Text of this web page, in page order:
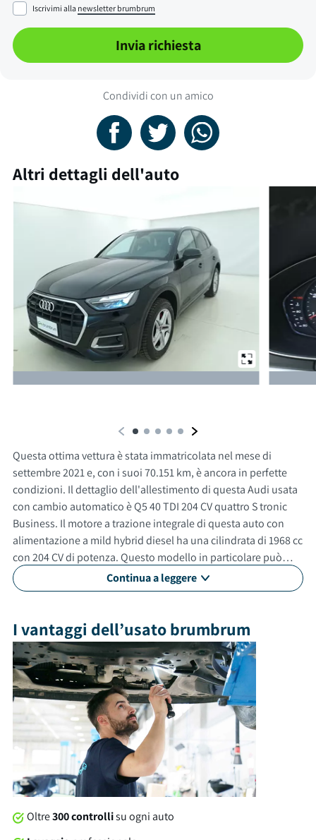
Iscrivimi alla newsletter brumbrum
Invia richiesta
Condividi con un amico
Altri dettagli dell'auto
Da un'altra prospettiva
Questa ottima vettura è stata immatricolata nel mese di
settembre 2021 e, con i suoi 70.151 km, è ancora in perfette
condizioni. Il dettaglio dell'allestimento di questa Audi usata
con cambio automatico è Q5 40 TDI 204 CV quattro S tronic
Business. Il motore a trazione integrale di questa auto con
alimentazione a mild hybrid diesel ha una cilindrata di 1968 cc
con 204 CV di potenza. Questo modello in particolare può
raggiungere una velocità massima di 222 km/h. Questa
automobile usata non è un modello adatto a neopatentati. Gli
colore nero. Il veicolo ha 5 porte, 5 posti a sedere e un
bagagliaio con capacità di 520 litri. Tra gli optional e le
dotazioni troviamo: cerchi in lega, isofix, usb e molto altro
ancora. Al momento della consegna, questa vettura sarà
soggetta a lavaggio professionale compreso nel prezzo. Su
tutte le nostre auto offriamo una garanzia brumbrum di 12
mesi dalla consegna con soccorso stradale 24/7 in Italia e in
Europa. Cosa stai aspettando?
Continua a leggere
I vantaggi dell’usato brumbrum
Oltre300 controllisu ogni auto